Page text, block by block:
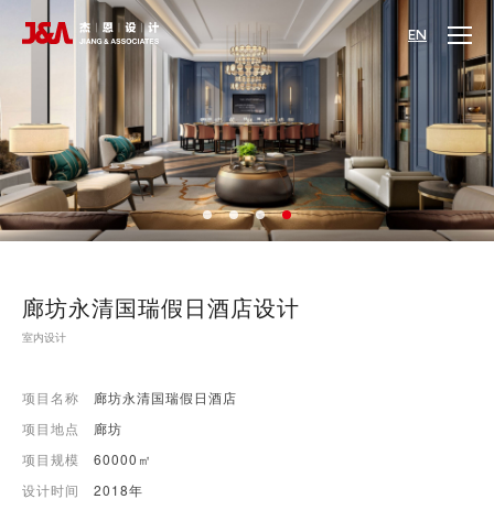
EN
廊坊永清国瑞假日酒店设计
室内设计
项目名称
廊坊永清国瑞假日酒店
项目地点
廊坊
项目规模
60000㎡
设计时间
2018年